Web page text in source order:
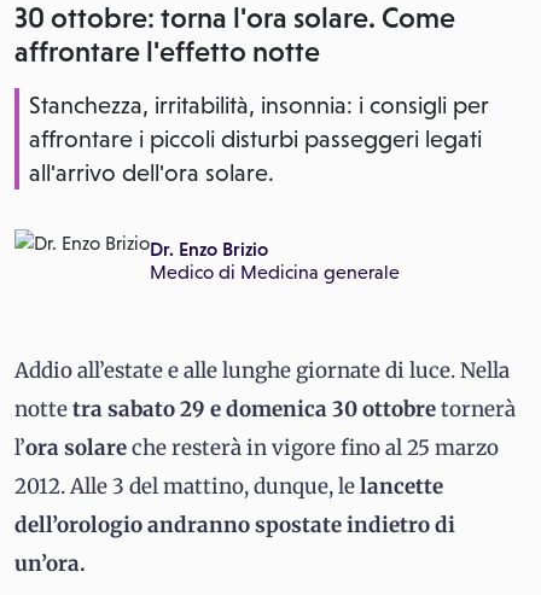
30 ottobre: torna l'ora solare. Come
affrontare l'effetto notte
Stanchezza, irritabilità, insonnia: i consigli per
affrontare i piccoli disturbi passeggeri legati
all'arrivo dell'ora solare.
Dr. Enzo Brizio
Medico di Medicina generale
Addio all’estate e alle lunghe giornate di luce. Nella
nottetra sabato 29 e domenica 30 ottobretornerà
l’ora solareche resterà in vigore fino al 25 marzo
2012. Alle 3 del mattino, dunque, lelancette
dell’orologio andranno spostate indietro di
un’ora.